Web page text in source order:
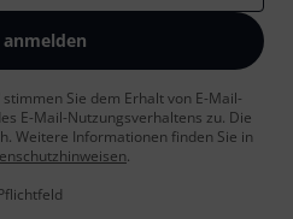
anmelden
stimmen Sie dem Erhalt von E-Mail-
E-Mail-Nutzungsverhaltens zu. Die
Weitere Informationen finden Sie in
.